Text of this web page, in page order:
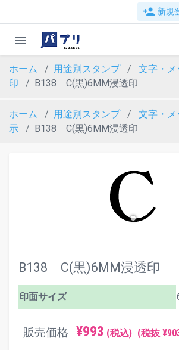
person_add 新規
menu
ホーム 用途別スタンプ 文字・メ
印
B138 C(黒)6MM浸透印
ホーム 用途別スタンプ 文字・メ
示
B138 C(黒)6MM浸透印
B138 C(黒)6MM浸透印
印面サイズ
販売価格 ¥993 (税込) (税抜